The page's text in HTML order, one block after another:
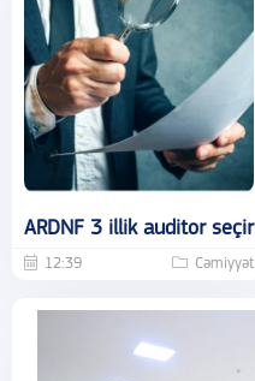
ARDNF 3 illik auditor seçir
12:39 Cəmiyyət